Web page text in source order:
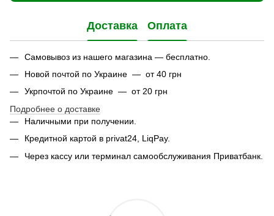
Доставка Оплата
Самовывоз из нашего магазина — бесплатно.
Новой почтой по Украине — от 40 грн
Укрпочтой по Украине — от 20 грн
Подробнее о доставке
Наличными при получении.
Кредитной картой в privat24, LiqPay.
Через кассу или терминал самообслуживания Приватбанк.